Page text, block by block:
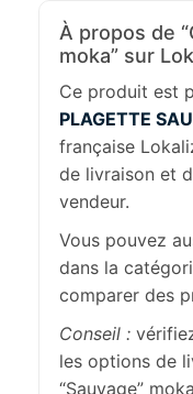
À propos de
moka” sur
Ce produit est
PLAGETTE
française
de livraison et
vendeur.
Vous pouvez
dans la
comparer des
Conseil :
les options de
“Sauvage”